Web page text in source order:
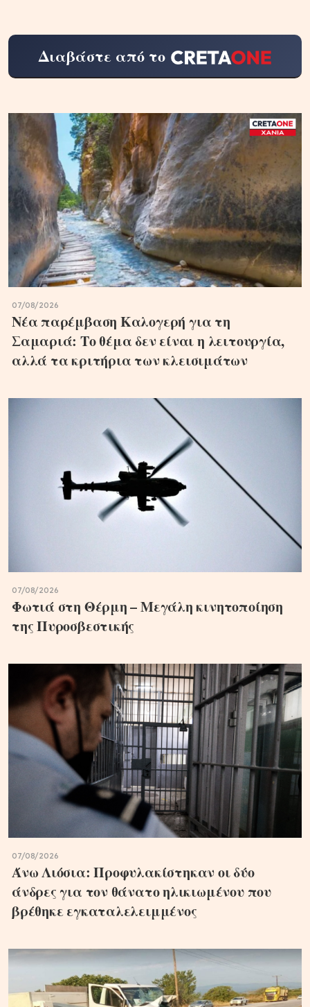
Διαβάστε από το
07/08/2026
Νέα παρέμβαση Καλογερή για τη
Σαμαριά: Το θέμα δεν είναι η λειτουργία,
αλλά τα κριτήρια των κλεισιμάτων
07/08/2026
Φωτιά στη Θέρμη – Μεγάλη κινητοποίηση
της Πυροσβεστικής
07/08/2026
Άνω Λιόσια: Προφυλακίστηκαν οι δύο
άνδρες για τον θάνατο ηλικιωμένου που
βρέθηκε εγκαταλελειμμένος